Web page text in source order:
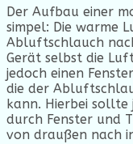
Der Aufbau einer
simpel: Die warme
Abluftschlauch
Gerät selbst die
jedoch einen
die der
kann. Hierbei
durch Fenster und
von draußen nach